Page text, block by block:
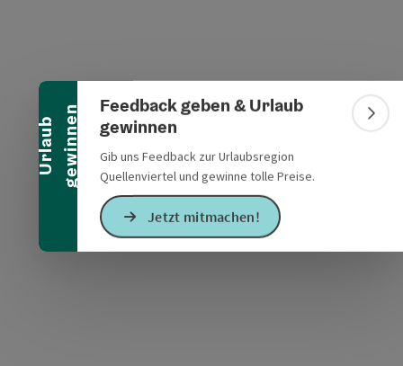
U
r
l
a
u
b
g
e
w
i
n
n
e n
Banner einklappen
Feedback geben & Urlaub
gewinnen
Gib uns Feedback zur Urlaubsregion
Quellenviertel und gewinne tolle Preise.
Jetzt mitmachen!
öffnenöffnen